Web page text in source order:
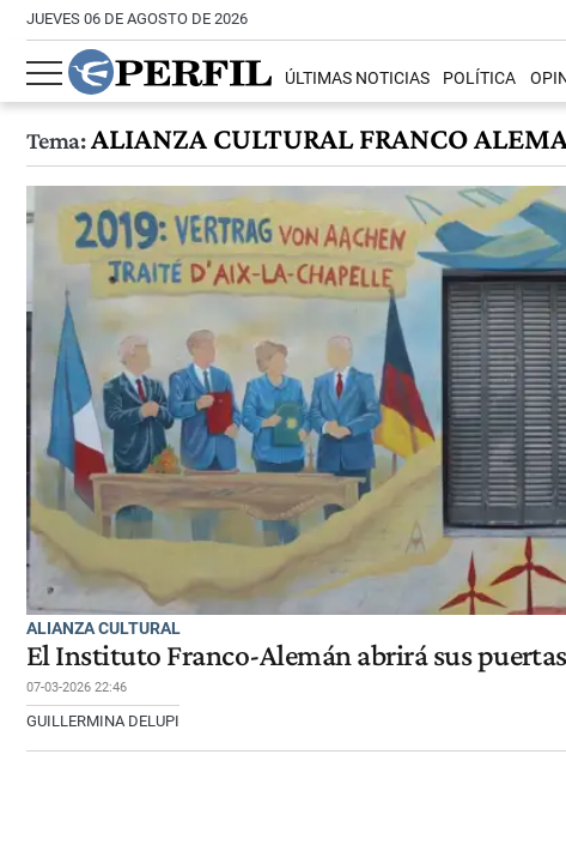
JUEVES 06 DE AGOSTO DE 2026
ÚLTIMAS NOTICIAS POLÍTICA
Tema:ALIANZA CULTURAL FRANCO
ALIANZA CULTURAL
El Instituto Franco-Alemán abrirá sus
07-03-2026 22:46
GUILLERMINA DELUPI